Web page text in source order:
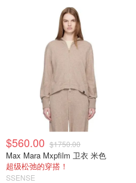
$560.00 $1750.00
Max Mara Mxpfilm 卫衣 米色
超级松弛的穿搭！
SSENSE